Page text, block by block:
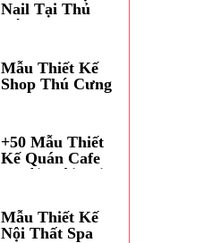
Nail Tại Thủ
Đức
Mẫu Thiết Kế
Shop Thú Cưng
+50 Mẫu Thiết
Kế Quán Cafe
Ngoài Trời Tại
Mẫu Thiết Kế
Nội Thất Spa